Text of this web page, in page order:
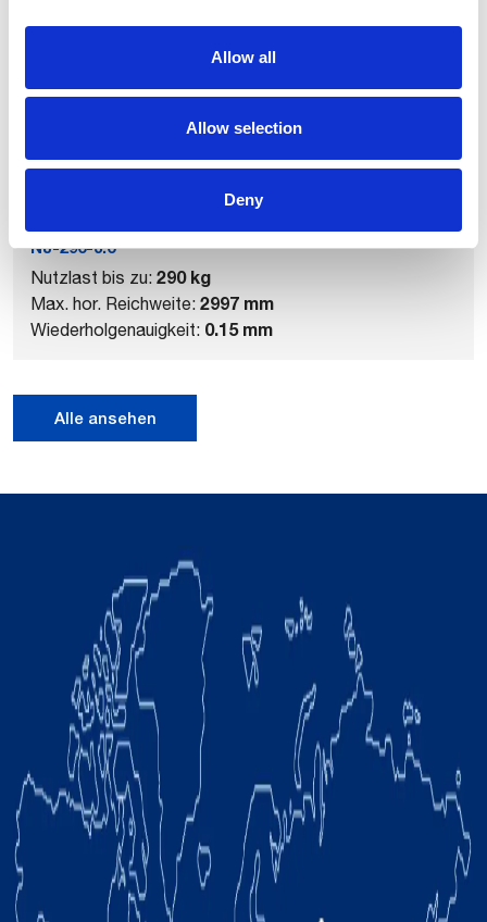
Allow all
Allow selection
Deny
Verwandte Produkte
NJ-290-3.0
Nutzlast bis zu: 290 kg
Max. hor. Reichweite: 2997 mm
Wiederholgenauigkeit: 0.15 mm
Alle ansehen